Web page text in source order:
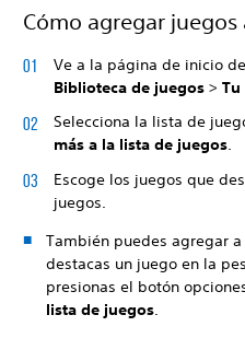
Cómo agregar
Ve a la página de inicio
Biblioteca de juegos > Tu
Selecciona la lista de
más a la lista de juegos.
Escoge los juegos que
juegos.
También puedes agregar
destacas un juego en la
presionas el botón
lista de juegos